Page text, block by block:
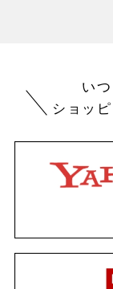
い
ショッ